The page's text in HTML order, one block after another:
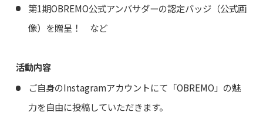
第1期OBREMO公式アンバサダーの認定バッジ（公式画
像）を贈呈！ など
活動内容
ご自身のInstagramアカウントにて「OBREMO」の魅
力を自由に投稿していただきます。